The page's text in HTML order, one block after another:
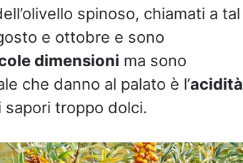
spinoso, chiamati a tal
e ottobre e sono
dimensioni ma sono
che danno al palato è l’acidità
troppo dolci.